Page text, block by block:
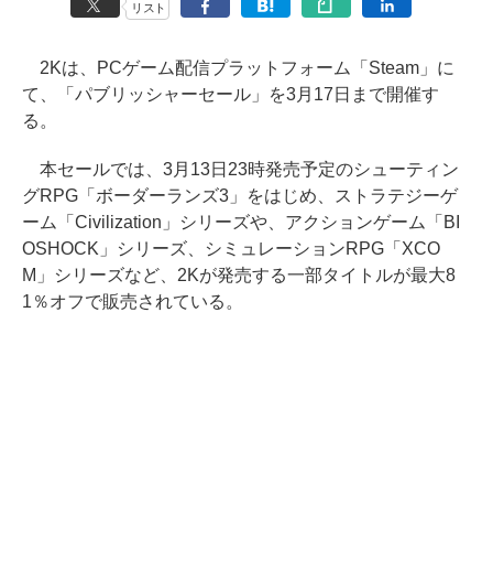
リスト
2Kは、PCゲーム配信プラットフォーム「Steam」に
て、「パブリッシャーセール」を3月17日まで開催す
る。
本セールでは、3月13日23時発売予定のシューティン
グRPG「ボーダーランズ3」をはじめ、ストラテジーゲ
ーム「Civilization」シリーズや、アクションゲーム「BI
OSHOCK」シリーズ、シミュレーションRPG「XCO
M」シリーズなど、2Kが発売する一部タイトルが最大8
1％オフで販売されている。